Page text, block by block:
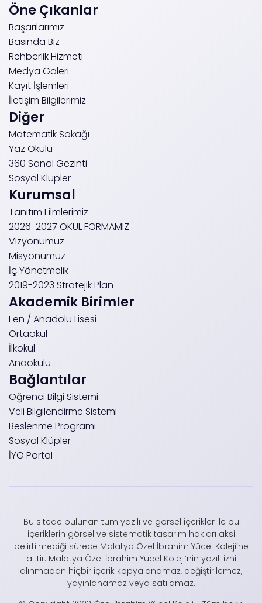
Öne Çıkanlar
Başarılarımız
Basında Biz
Rehberlik Hizmeti
Medya Galeri
Kayıt İşlemleri
İletişim Bilgilerimiz
Diğer
Matematik Sokağı
Yaz Okulu
360 Sanal Gezinti
Sosyal Klüpler
Kurumsal
Tanıtım Filmlerimiz
2026-2027 OKUL FORMAMIZ
Vizyonumuz
Misyonumuz
İç Yönetmelik
2019-2023 Stratejik Plan
Akademik Birimler
Fen / Anadolu Lisesi
Ortaokul
İlkokul
Anaokulu
Bağlantılar
Öğrenci Bilgi Sistemi
Veli Bilgilendirme Sistemi
Beslenme Programı
Sosyal Klüpler
İYO Portal
Bu sitede bulunan tüm yazılı ve görsel içerikler ile bu
içeriklerin görsel ve sistematik tasarım hakları aksi
belirtilmediği sürece Malatya Özel İbrahim Yücel Koleji’ne
aittir. Malatya Özel İbrahim Yücel Koleji’nin yazılı izni
alınmadan hiçbir içerik kopyalanamaz, değiştirilemez,
yayınlanamaz veya satılamaz.